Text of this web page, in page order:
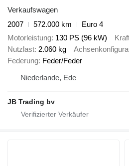
Verkaufswagen
2007
572.000 km
Euro 4
Motorleistung 130 PS (96 kW)
Nutzlast 2.060 kg
Federung Feder/Feder
Niederlande, Ede
JB Trading bv